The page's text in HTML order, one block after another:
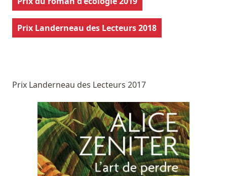
Prix Landerneau des Lecteurs 2018
Prix Landerneau des Lecteurs 2017